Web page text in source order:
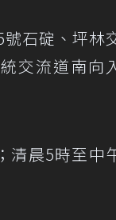
石碇、坪林
交流道南向
清晨5時至中